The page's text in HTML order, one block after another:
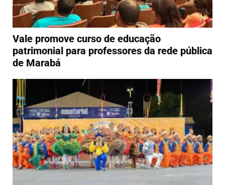
Vale promove curso de educação
patrimonial para professores da rede pública
de Marabá